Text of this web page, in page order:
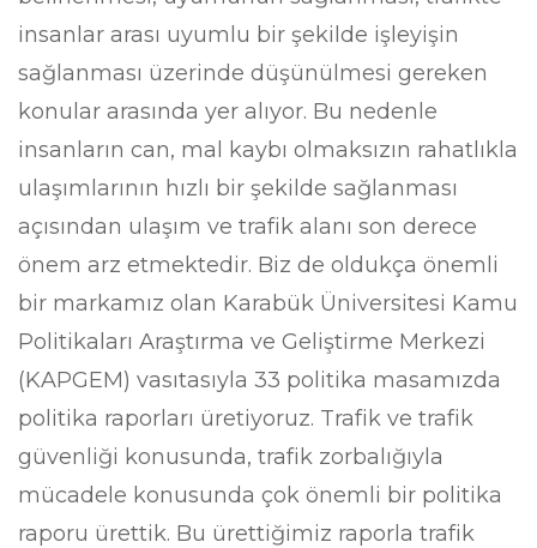
insanlar arası uyumlu bir şekilde işleyişin
sağlanması üzerinde düşünülmesi gereken
konular arasında yer alıyor. Bu nedenle
insanların can, mal kaybı olmaksızın rahatlıkla
ulaşımlarının hızlı bir şekilde sağlanması
açısından ulaşım ve trafik alanı son derece
önem arz etmektedir. Biz de oldukça önemli
bir markamız olan Karabük Üniversitesi Kamu
Politikaları Araştırma ve Geliştirme Merkezi
(KAPGEM) vasıtasıyla 33 politika masamızda
politika raporları üretiyoruz. Trafik ve trafik
güvenliği konusunda, trafik zorbalığıyla
mücadele konusunda çok önemli bir politika
raporu ürettik. Bu ürettiğimiz raporla trafik